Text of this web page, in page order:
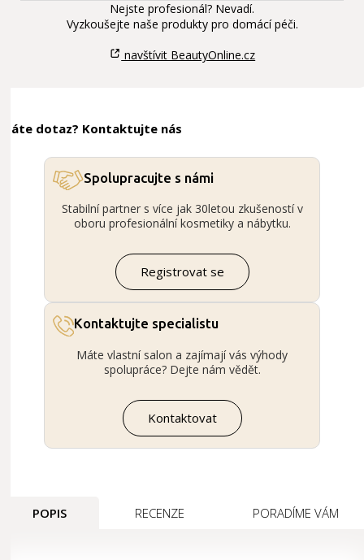
Nejste profesionál? Nevadí.
Vyzkoušejte naše produkty pro domácí péči.
navštívit BeautyOnline.cz
Máte dotaz? Kontaktujte nás
Spolupracujte s námi
Stabilní partner s více jak 30letou zkušeností v
oboru profesionální kosmetiky a nábytku.
Registrovat se
Kontaktujte specialistu
Máte vlastní salon a zajímají vás výhody
spolupráce? Dejte nám vědět.
Kontaktovat
POPIS RECENZE PORADÍME VÁM